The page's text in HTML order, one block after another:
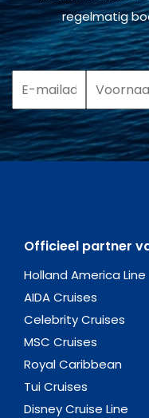
regelmatig
Officieel partner
Holland America Line
AIDA Cruises
Celebrity Cruises
MSC Cruises
Royal Caribbean
Tui Cruises
Disney Cruise Line